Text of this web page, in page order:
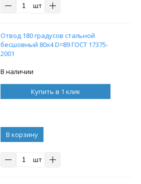
шт
Отвод 180 градусов стальной
бесшовный 80x4 D=89 ГОСТ 17375-
2001
В наличии
Купить в 1 клик
В корзину
шт